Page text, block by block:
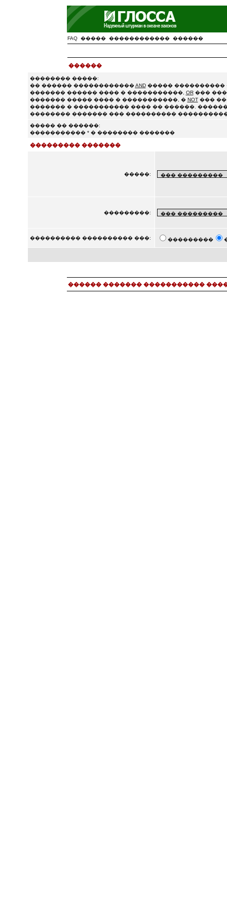
FAQ ����� ������������ ������
������
�������� �����:
�� ������ ������������AND����� ����������
������� ������ ���� � �����������, OR���
������� ����� ���� � �����������, � NOT���
������� � ����������� ���� �� ������.
�������� ������� ��� ����������
����� �� ������:
����������� * � �������� �������
��������� �������
�����:
���������:
���������� ���������� ���: ���������
������ ������� �����������